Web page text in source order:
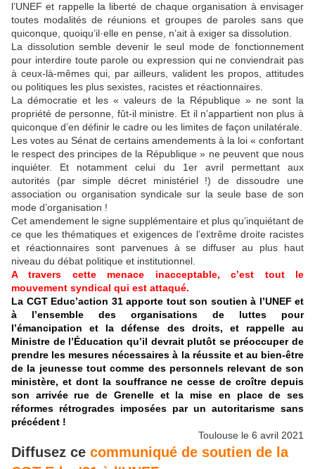
l’UNEF et rappelle la liberté de chaque organisation à envisager
toutes modalités de réunions et groupes de paroles sans que
quiconque, quoiqu’il·elle en pense, n’ait à exiger sa dissolution.
La dissolution semble devenir le seul mode de fonctionnement
pour interdire toute parole ou expression qui ne conviendrait pas
à ceux-là-mêmes qui, par ailleurs, valident les propos, attitudes
ou politiques les plus sexistes, racistes et réactionnaires.
La démocratie et les « valeurs de la République » ne sont la
propriété de personne, fût-il ministre. Et il n’appartient non plus à
quiconque d’en définir le cadre ou les limites de façon unilatérale.
Les votes au Sénat de certains amendements à la loi « confortant
le respect des principes de la République » ne peuvent que nous
inquiéter. Et notamment celui du 1er avril permettant aux
autorités (par simple décret ministériel !) de dissoudre une
association ou organisation syndicale sur la seule base de son
mode d’organisation !
Cet amendement le signe supplémentaire et plus qu’inquiétant de
ce que les thématiques et exigences de l’extrême droite racistes
et réactionnaires sont parvenues à se diffuser au plus haut
niveau du débat politique et institutionnel.
A travers cette menace inacceptable, c’est tout le
mouvement syndical qui est attaqué.
La CGT Educ’action 31 apporte tout son soutien à l’UNEF et
à l’ensemble des organisations de luttes pour
l’émancipation et la défense des droits, et rappelle au
Ministre de l’Éducation qu’il devrait plutôt se préoccuper de
prendre les mesures nécessaires à la réussite et au bien-être
de la jeunesse tout comme des personnels relevant de son
ministère, et dont la souffrance ne cesse de croître depuis
son arrivée rue de Grenelle et la mise en place de ses
réformes rétrogrades imposées par un autoritarisme sans
précédent !
Toulouse le 6 avril 2021
Diffusez ce communiqué de soutien de la